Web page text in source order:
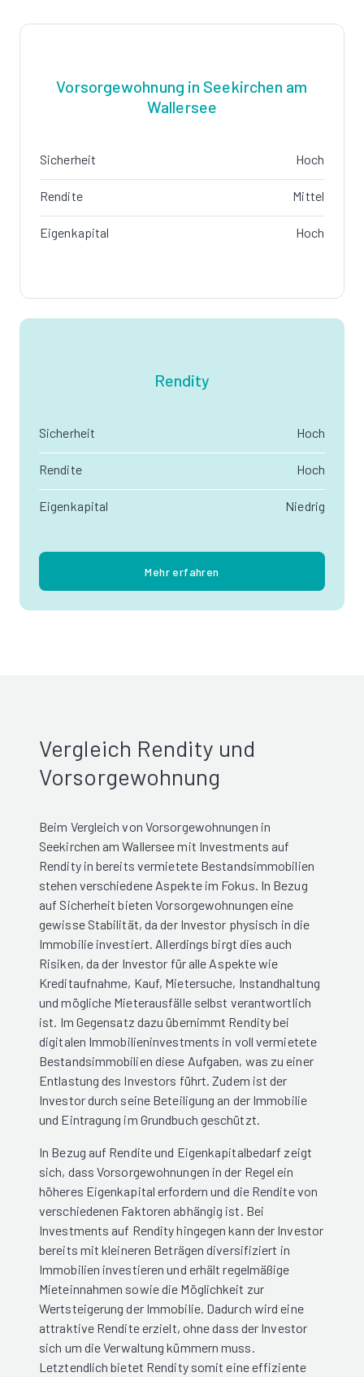
Vorsorgewohnung in Seekirchen am
Wallersee
Sicherheit Hoch
Rendite Mittel
Eigenkapital Hoch
Rendity
Sicherheit Hoch
Rendite Hoch
Eigenkapital Niedrig
Mehr erfahren
Vergleich Rendity und
Vorsorgewohnung
Beim Vergleich von Vorsorgewohnungen in
Seekirchen am Wallersee mit Investments auf
Rendity in bereits vermietete Bestandsimmobilien
stehen verschiedene Aspekte im Fokus. In Bezug
auf Sicherheit bieten Vorsorgewohnungen eine
gewisse Stabilität, da der Investor physisch in die
Immobilie investiert. Allerdings birgt dies auch
Risiken, da der Investor für alle Aspekte wie
Kreditaufnahme, Kauf, Mietersuche, Instandhaltung
und mögliche Mieterausfälle selbst verantwortlich
ist. Im Gegensatz dazu übernimmt Rendity bei
digitalen Immobilieninvestments in voll vermietete
Bestandsimmobilien diese Aufgaben, was zu einer
Entlastung des Investors führt. Zudem ist der
Investor durch seine Beteiligung an der Immobilie
und Eintragung im Grundbuch geschützt.
In Bezug auf Rendite und Eigenkapitalbedarf zeigt
sich, dass Vorsorgewohnungen in der Regel ein
höheres Eigenkapital erfordern und die Rendite von
verschiedenen Faktoren abhängig ist. Bei
Investments auf Rendity hingegen kann der Investor
bereits mit kleineren Beträgen diversifiziert in
Immobilien investieren und erhält regelmäßige
Mieteinnahmen sowie die Möglichkeit zur
Wertsteigerung der Immobilie. Dadurch wird eine
attraktive Rendite erzielt, ohne dass der Investor
sich um die Verwaltung kümmern muss.
Letztendlich bietet Rendity somit eine effiziente